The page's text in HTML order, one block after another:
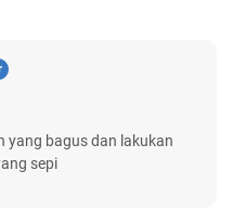
yang bagus dan lakukan
sepi